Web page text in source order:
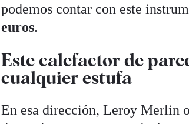
podemos contar con este
euros.
Este calefactor de
cualquier estufa
En esa dirección, Leroy Merlin